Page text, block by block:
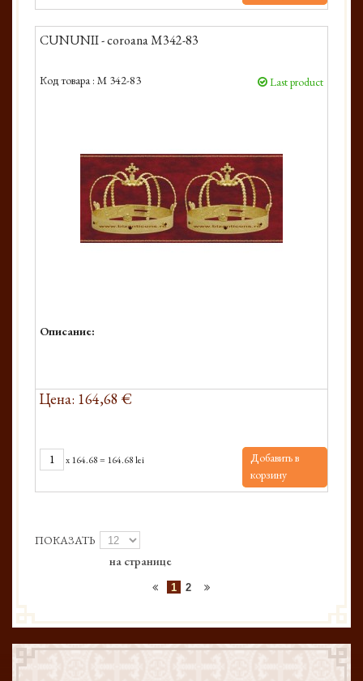
CUNUNII - coroana M342-83
Код товара : M 342-83 Last product
Описание:
Цена: 164,68 €
x164.68= 164.68 lei
Добавить в
корзину
ПОКАЗАТЬ
на странице
1 2